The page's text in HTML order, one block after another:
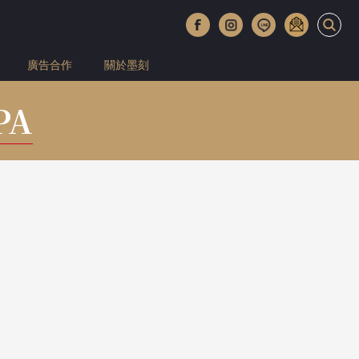
廣告合作 關於墨刻